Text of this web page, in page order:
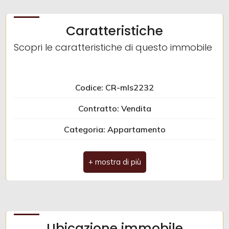
Caratteristiche
Scopri le caratteristiche di questo immobile
Codice: CR-mls2232
Contratto: Vendita
Categoria: Appartamento
Indirizzo: via Pertini, SNC
CAP: 35020
Ascensore
Nuova costruzione